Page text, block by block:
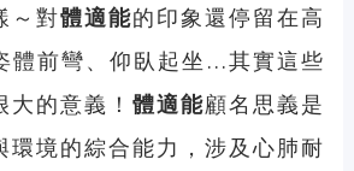
～對體適能的印象還停留在高
體前彎、仰臥起坐...其實這些
大的意義！體適能顧名思義是
環境的綜合能力，涉及心肺耐